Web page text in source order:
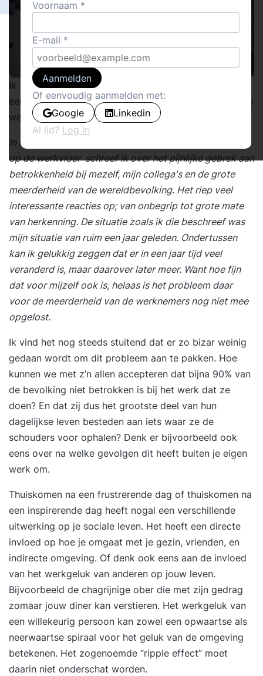
Ik zie genoeg fraaie voorbeelden van organisaties met
een hoog niveau van betrokkenheid. Waarom zijn er zo
weinig bedrijven die hierin meegaan?
In mijn vorige column
op de werkvloerschreef ik over het pijnlijke gebrek aan
betrokkenheid bij mezelf, mijn collega's en de grote
meerderheid van de wereldbevolking. Het riep veel
interessante reacties op; van onbegrip tot grote mate
van herkenning. De situatie zoals ik die beschreef was
mijn situatie van ruim een jaar geleden. Ondertussen
kan ik gelukkig zeggen dat er in een jaar tijd veel
veranderd is, maar daarover later meer. Want hoe fijn
dat voor mijzelf ook is, helaas is het probleem daar
voor de meerderheid van de werknemers nog niet mee
opgelost.
Ik vind het nog steeds stuitend dat er zo bizar weinig
gedaan wordt om dit probleem aan te pakken. Hoe
kunnen we met z’n allen accepteren dat bijna 90% van
de bevolking niet betrokken is bij het werk dat ze
doen? En dat zij dus het grootste deel van hun
dagelijkse leven besteden aan iets waar ze de
schouders voor ophalen? Denk er bijvoorbeeld ook
eens over na welke gevolgen dit heeft buiten je eigen
werk om.
Thuiskomen na een frustrerende dag of thuiskomen na
een inspirerende dag heeft nogal een verschillende
uitwerking op je sociale leven. Het heeft een directe
invloed op hoe je omgaat met je gezin, vrienden, en
indirecte omgeving. Of denk ook eens aan de invloed
van het werkgeluk van anderen op jouw leven.
Bijvoorbeeld de chagrijnige ober die met zijn gedrag
zomaar jouw diner kan verstieren. Het werkgeluk van
een willekeurig persoon kan zowel een opwaartse als
neerwaartse spiraal voor het geluk van de omgeving
betekenen. Het zogenoemde “ripple effect” moet
daarin niet onderschat worden.
Voornaam
E-mail
Aanmelden
Of eenvoudig aanmelden met:
Google
Linkedin
Al lid? Log in